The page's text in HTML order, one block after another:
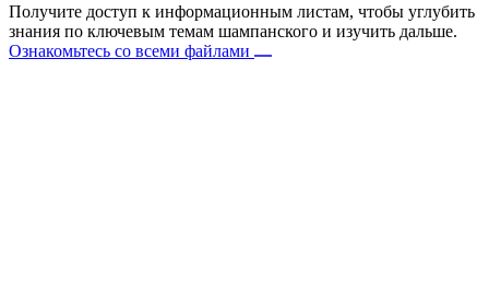
Получите доступ к информационным листам, чтобы углубить
знания по ключевым темам шампанского и изучить дальше.
Ознакомьтесь со всеми файлами